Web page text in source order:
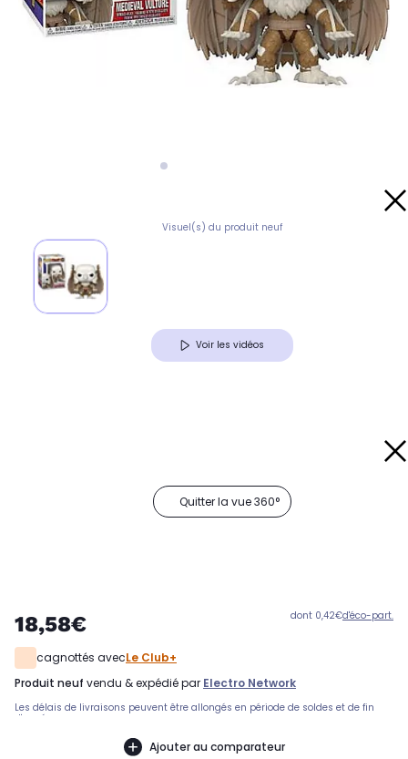
Visuel(s) du produit neuf
Voir les vidéos
Quitter la vue 360°
18,58€ dont 0,42€d'éco-part.
cagnottés avecLe Club+
produit neuf vendu & expédié par Electro Network
Les délais de livraisons peuvent être allongés en période de soldes et de fin
d'année.
Ajouter au comparateur